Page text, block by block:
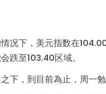
况下，美元指数在
跌至103.40区域。
下，到目前為止，周一